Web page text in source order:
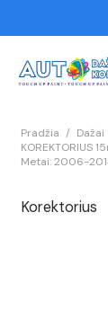
Pradžia / Dažai
KOREKTORIUS
Metai: 2006-
Korektorius